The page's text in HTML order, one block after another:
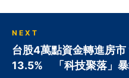
NEXT
台股4萬點資金轉進房
13.5% 「科技聚落」暴